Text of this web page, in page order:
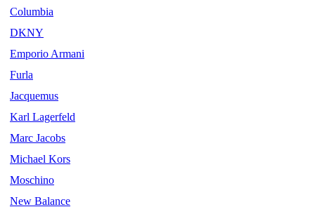
Columbia
DKNY
Emporio Armani
Furla
Jacquemus
Karl Lagerfeld
Marc Jacobs
Michael Kors
Moschino
New Balance